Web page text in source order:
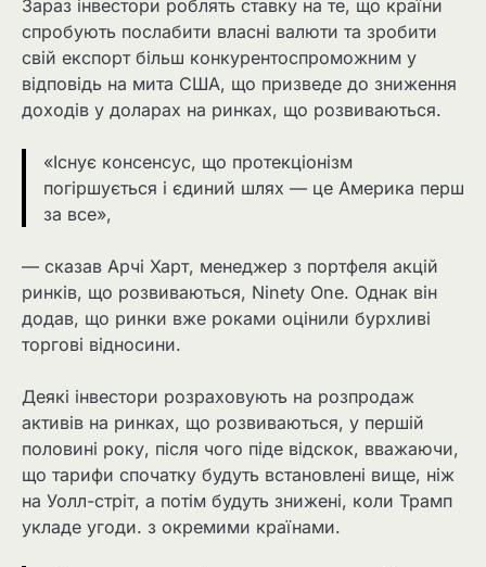
Зараз інвестори роблять ставку на те, що країни
спробують послабити власні валюти та зробити
свій експорт більш конкурентоспроможним у
відповідь на мита США, що призведе до зниження
доходів у доларах на ринках, що розвиваються.
«Існує консенсус, що протекціонізм
погіршується і єдиний шлях — це Америка перш
за все»,
— сказав Арчі Харт, менеджер з портфеля акцій
ринків, що розвиваються, Ninety One. Однак він
додав, що ринки вже роками оцінили бурхливі
торгові відносини.
Деякі інвестори розраховують на розпродаж
активів на ринках, що розвиваються, у першій
половині року, після чого піде відскок, вважаючи,
що тарифи спочатку будуть встановлені вище, ніж
на Уолл-стріт, а потім будуть знижені, коли Трамп
укладе угоди. з окремими країнами.